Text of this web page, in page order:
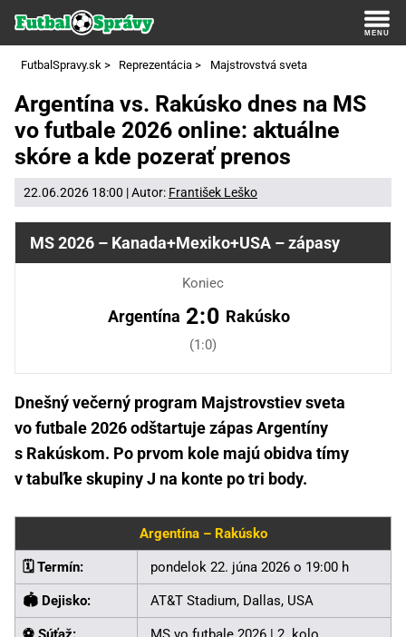
FutbalSpravy.sk > Reprezentácia > Majstrovstvá sveta
Argentína vs. Rakúsko dnes na MS
vo futbale 2026 online: aktuálne
skóre a kde pozerať prenos
22.06.2026 18:00 | Autor: František Leško
MS 2026 – Kanada+Mexiko+USA – zápasy
Koniec
Argentína 2:0 Rakúsko
(1:0)
Dnešný večerný program Majstrovstiev sveta
vo futbale 2026 odštartuje zápas Argentíny
s Rakúskom. Po prvom kole majú obidva tímy
v tabuľke skupiny J na konte po tri body.
Argentína – Rakúsko
🗓️ Termín: pondelok 22. júna 2026 o 19:00 h
🏟️ Dejisko: AT&T Stadium, Dallas, USA